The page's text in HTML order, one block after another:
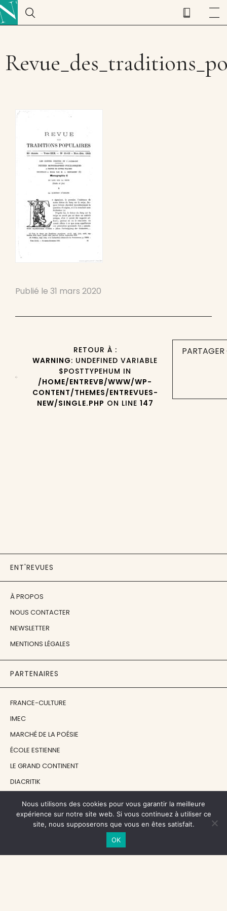
Publié le 31 mars 2020
RETOUR À :
WARNING: UNDEFINED VARIABLE
$POSTTYPEHUM IN
/HOME/ENTREVB/WWW/WP-
CONTENT/THEMES/ENTREVUES-
NEW/SINGLE.PHP ON LINE 147
ENT'REVUES
À PROPOS
NOUS CONTACTER
NEWSLETTER
MENTIONS LÉGALES
PARTENAIRES
FRANCE-CULTURE
IMEC
MARCHÉ DE LA POÉSIE
ÉCOLE ESTIENNE
LE GRAND CONTINENT
DIACRITIK
NOS SOUTIENS
CENTRE NATIONAL DU LIVRE
Nous utilisons des cookies pour vous garantir la meilleure
expérience sur notre site web. Si vous continuez à utiliser ce
site, nous supposerons que vous en êtes satisfait.
OK